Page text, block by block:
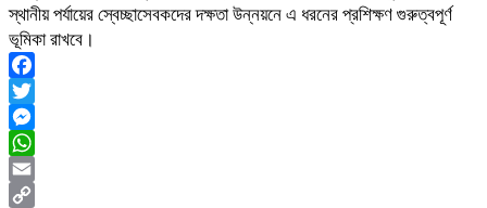
স্থানীয় পর্যায়ের স্বেচ্ছাসেবকদের দক্ষতা উন্নয়নে এ ধরনের প্রশিক্ষণ গুরুত্বপূর্ণ
ভূমিকা রাখবে।
Facebook
Twitter
Messenger
WhatsApp
Email